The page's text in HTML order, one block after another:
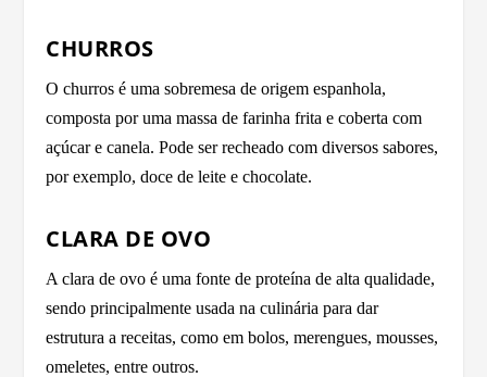
CHURROS
O churros é uma sobremesa de origem espanhola,
composta por uma massa de farinha frita e coberta com
açúcar e canela. Pode ser recheado com diversos sabores,
por exemplo, doce de leite e chocolate.
CLARA DE OVO
A clara de ovo é uma fonte de proteína de alta qualidade,
sendo principalmente usada na culinária para dar
estrutura a receitas, como em bolos, merengues, mousses,
omeletes, entre outros.